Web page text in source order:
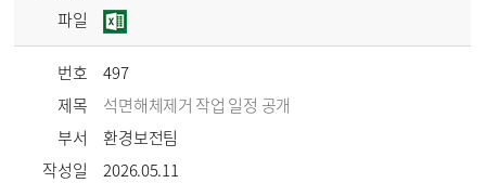
파일
번호
497
제목
석면해체제거 작업 일정 공개
부서
환경보전팀
작성일
2026.05.11